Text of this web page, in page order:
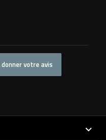
votre avis
